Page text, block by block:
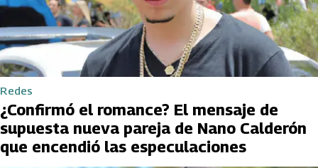
Redes
¿Confirmó el romance? El mensaje de
supuesta nueva pareja de Nano Calderón
que encendió las especulaciones